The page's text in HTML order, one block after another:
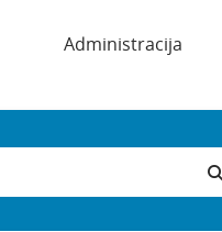
Administracija